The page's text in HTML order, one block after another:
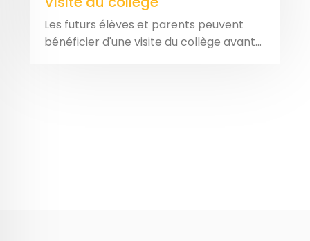
Les futurs élèves et parents peuvent
bénéficier d'une visite du collège avant...